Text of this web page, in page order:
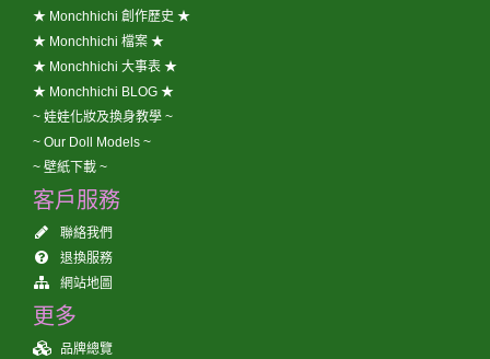
★ Monchhichi 創作歷史 ★
★ Monchhichi 檔案 ★
★ Monchhichi 大事表 ★
★ Monchhichi BLOG ★
~ 娃娃化妝及換身教學 ~
~ Our Doll Models ~
~ 壁紙下載 ~
客戶服務
聯絡我們
退換服務
網站地圖
更多
品牌總覽